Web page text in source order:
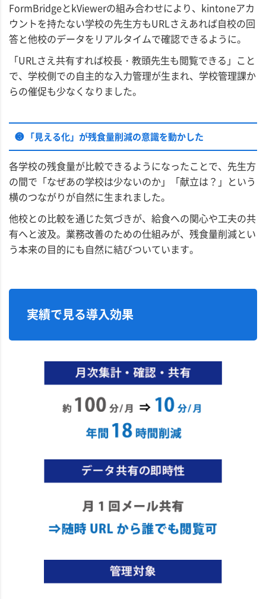
FormBridgeとkViewerの組み合わせにより、kintoneアカ
ウントを持たない学校の先生方もURLさえあれば自校の回
答と他校のデータをリアルタイムで確認できるように。
「URLさえ共有すれば校長・教頭先生も閲覧できる」こと
で、学校側での自主的な入力管理が生まれ、学校管理課か
らの催促も少なくなりました。
❸ 「見える化」が残食量削減の意識を動かした
各学校の残食量が比較できるようになったことで、先生方
の間で「なぜあの学校は少ないのか」「献立は？」という
横のつながりが自然に生まれました。
他校との比較を通じた気づきが、給食への関心や工夫の共
有へと波及。業務改善のための仕組みが、残食量削減とい
う本来の目的にも自然に結びついています。
実績で見る導入効果